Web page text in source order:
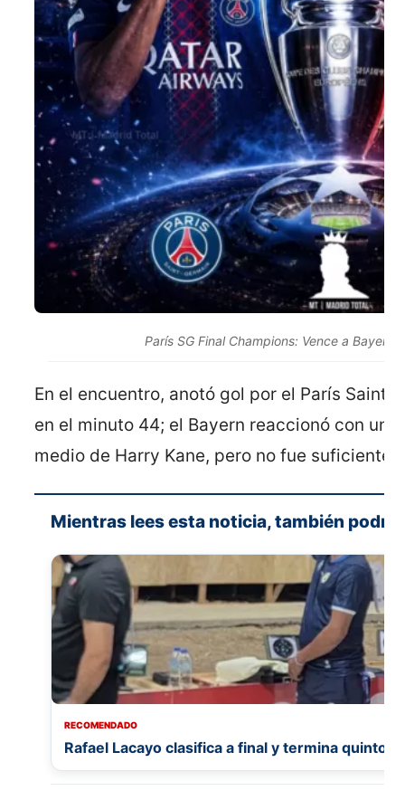
París SG Final Champions: Vence a Bayern
En el encuentro, anotó gol por el París Saint-
en el minuto 44; el Bayern reaccionó con un
medio de Harry Kane, pero no fue suficiente.
Mientras lees esta noticia, también
RECOMENDADO
Rafael Lacayo clasifica a final y termina quinto